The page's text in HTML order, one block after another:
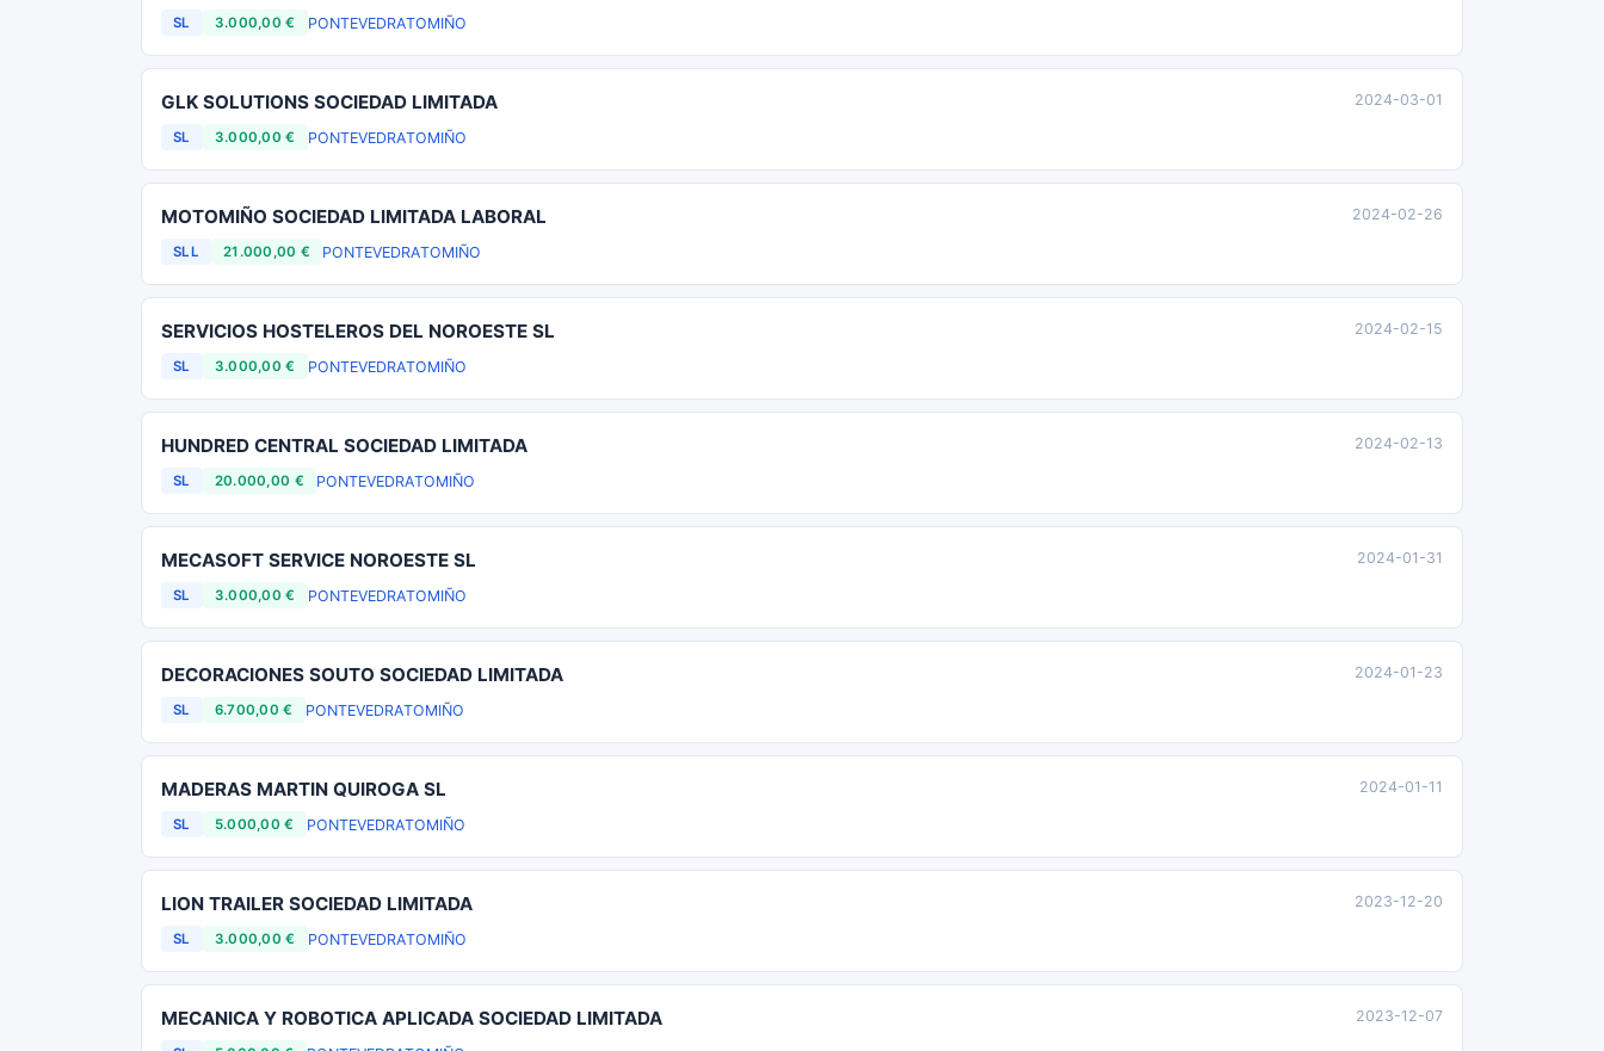
SL 3.000,00 € PONTEVEDRATOMIÑO
GLK SOLUTIONS SOCIEDAD LIMITADA
SL 3.000,00 € PONTEVEDRATOMIÑO
2024-03-01
MOTOMIÑO SOCIEDAD LIMITADA LABORAL
SLL 21.000,00 € PONTEVEDRATOMIÑO
2024-02-26
SERVICIOS HOSTELEROS DEL NOROESTE SL
SL 3.000,00 € PONTEVEDRATOMIÑO
2024-02-15
HUNDRED CENTRAL SOCIEDAD LIMITADA
SL 20.000,00 € PONTEVEDRATOMIÑO
2024-02-13
MECASOFT SERVICE NOROESTE SL
SL 3.000,00 € PONTEVEDRATOMIÑO
2024-01-31
DECORACIONES SOUTO SOCIEDAD LIMITADA
SL 6.700,00 € PONTEVEDRATOMIÑO
2024-01-23
MADERAS MARTIN QUIROGA SL
SL 5.000,00 € PONTEVEDRATOMIÑO
2024-01-11
LION TRAILER SOCIEDAD LIMITADA
SL 3.000,00 € PONTEVEDRATOMIÑO
2023-12-20
MECANICA Y ROBOTICA APLICADA SOCIEDAD LIMITADA 2023-12-07